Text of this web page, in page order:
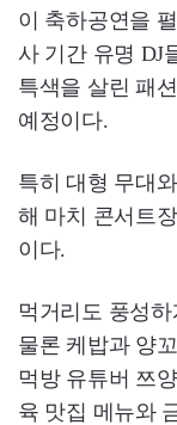
이 축하공연을
사 기간 유명 DJ
특색을 살린 패
예정이다.
특히 대형 무대
해 마치 콘서트
이다.
먹거리도 풍성
물론 케밥과 양
먹방 유튜버 쯔
육 맛집 메뉴와